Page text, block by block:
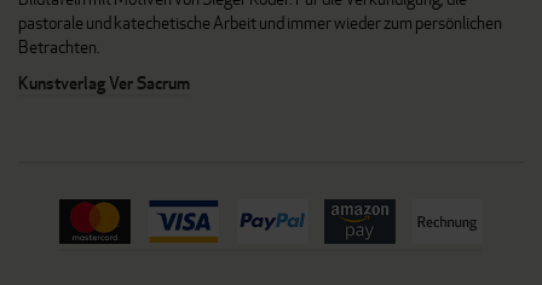
pastorale und katechetische Arbeit und immer wieder zum persönlichen
Betrachten.
Kunstverlag Ver Sacrum